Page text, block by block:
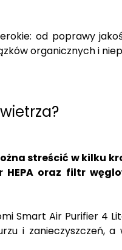
od poprawy
organicznych i
streścić w kilku
oraz filtr
Smart Air Purifier 4
i zanieczyszczeń,